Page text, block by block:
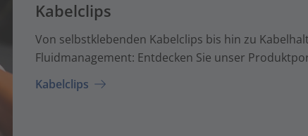
Kabelclips
Von selbstklebenden Kabelclips bis hin zu
Fluidmanagement: Entdecken Sie unser
Kabelclips